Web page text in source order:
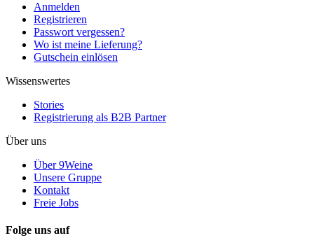
Anmelden
Registrieren
Passwort vergessen?
Wo ist meine Lieferung?
Gutschein einlösen
Wissenswertes
Stories
Registrierung als B2B Partner
Über uns
Über 9Weine
Unsere Gruppe
Kontakt
Freie Jobs
Folge uns auf